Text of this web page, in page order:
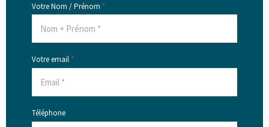
Votre Nom / Prénom *
Votre email *
Téléphone